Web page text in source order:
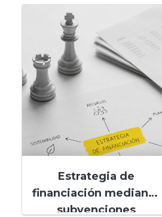
Estrategia de
financiación mediante
subvenciones